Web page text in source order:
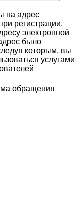
на адрес
регистрации.
электронной
было
которым, вы
услугами
обращения